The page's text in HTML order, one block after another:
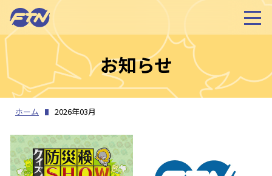
お知らせ
ホーム 2026年03月